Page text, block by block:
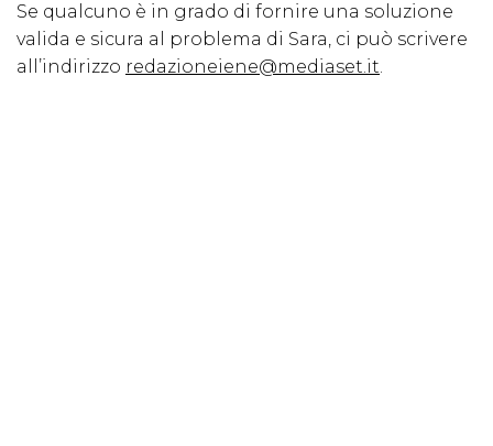
Se qualcuno è in grado di fornire una soluzione
valida e sicura al problema di Sara, ci può scrivere
all’indirizzo redazioneiene@mediaset.it.